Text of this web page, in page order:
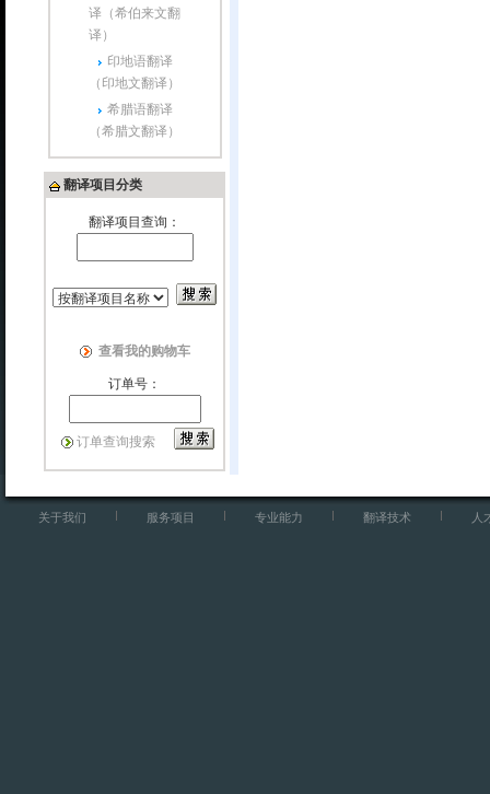
译（希伯来文翻
译）
印地语翻译
（印地文翻译）
希腊语翻译
（希腊文翻译）
翻译项目分类
翻译项目查询：
查看我的购物车
订单号：
订单查询搜索
关于我们 服务项目 专业能力 翻译技术 人